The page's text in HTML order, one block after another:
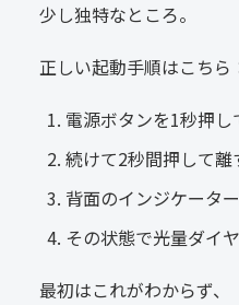
少し独特なところ。
正しい起動手順はこちら
電源ボタンを1秒押し
続けて2秒間押して離
背面のインジケータ
その状態で光量ダイ
最初はこれがわからず、